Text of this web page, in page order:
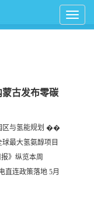
Toggle
蒙古发布零碳
区与氢能规划 ��
最大氢氨醇项目
》纵览本周
直连政策落地 5月